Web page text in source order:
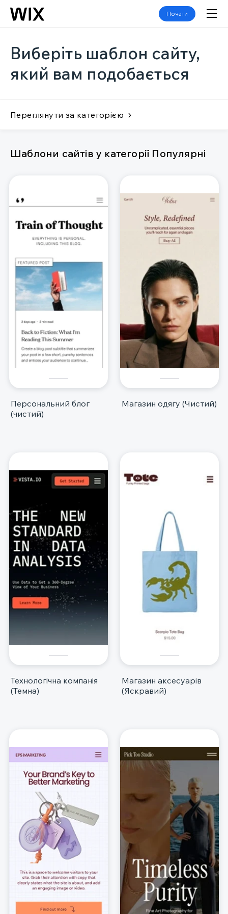
Почати
Виберіть шаблон сайту,
який вам подобається
Переглянути за категорією
Шаблони сайтів у категорії Популярні
Персональний блог
(чистий)
Магазин одягу (Чистий)
Технологічна компанія
(Темна)
Магазин аксесуарів
(Яскравий)